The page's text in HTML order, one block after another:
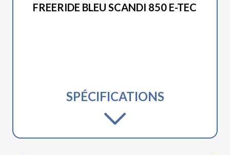
FREERIDE BLEU SCANDI 850 E-TEC
SPÉCIFICATIONS